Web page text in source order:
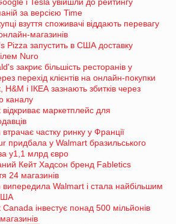
за версією Time
взуття споживачі віддають перевагу
магазинів
Pizza запустить в США доставку
Nuro
закриє більшість ресторанів у
перехід клієнтів на онлайн-покупки
H&M і ІКЕА зазнають збитків через
каналу
маркетплейс для
частку ринку у Франції
придбала у Walmart бразильського
у1,1 млрд євро
Кейт Хадсон бренд Fabletics
24 магазинів
Walmart і стала найбільшим
інвестує понад 500 мільйонів